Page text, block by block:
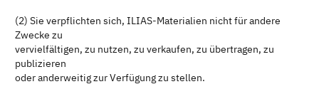
(2) Sie verpflichten sich, ILIAS-Materialien nicht für andere
Zwecke zu
vervielfältigen, zu nutzen, zu verkaufen, zu übertragen, zu
publizieren
oder anderweitig zur Verfügung zu stellen.